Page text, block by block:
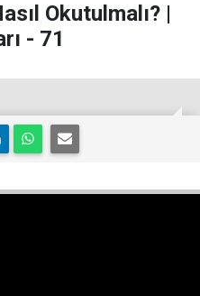
Okutulmalı? |
- 71